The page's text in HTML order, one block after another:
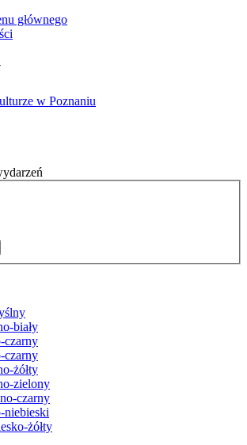
głównego
w Poznaniu
biały
czarny
czarny
żółty
zielony
czarny
niebieski
żółty